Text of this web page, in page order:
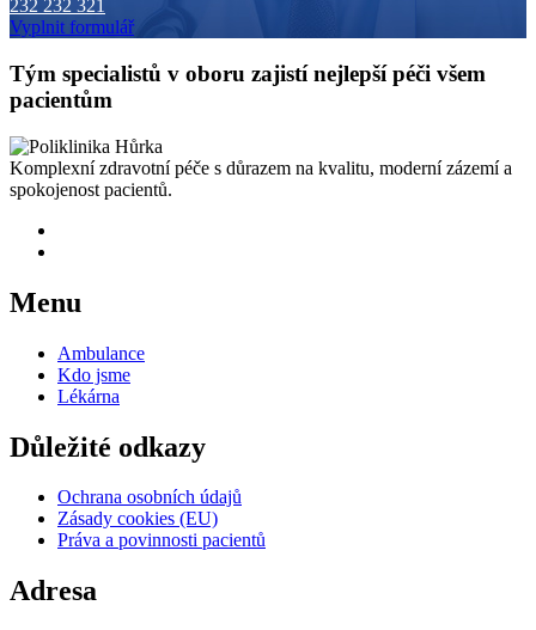
232 232 321
Vyplnit formulář
Tým specialistů v oboru zajistí nejlepší péči všem
pacientům
Komplexní zdravotní péče s důrazem na kvalitu, moderní zázemí a
spokojenost pacientů.
Menu
Ambulance
Kdo jsme
Lékárna
Důležité odkazy
Ochrana osobních údajů
Zásady cookies (EU)
Práva a povinnosti pacientů
Adresa